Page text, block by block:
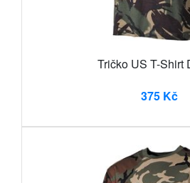
Tričko US T-Shirt
375 Kč